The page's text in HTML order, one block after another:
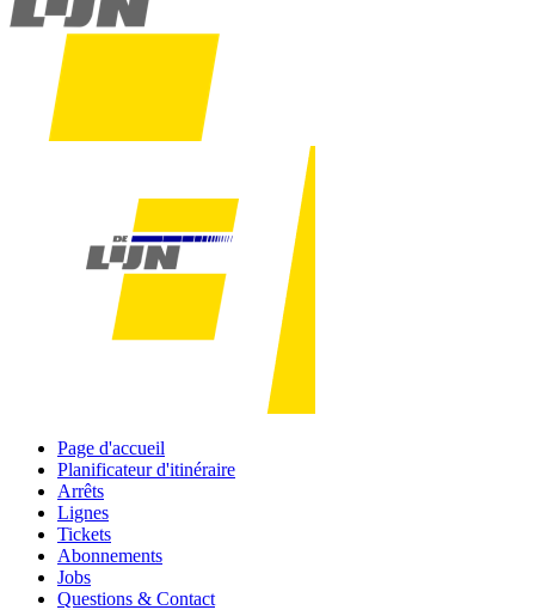
Page d'accueil
Planificateur d'itinéraire
Arrêts
Lignes
Tickets
Abonnements
Jobs
Questions & Contact